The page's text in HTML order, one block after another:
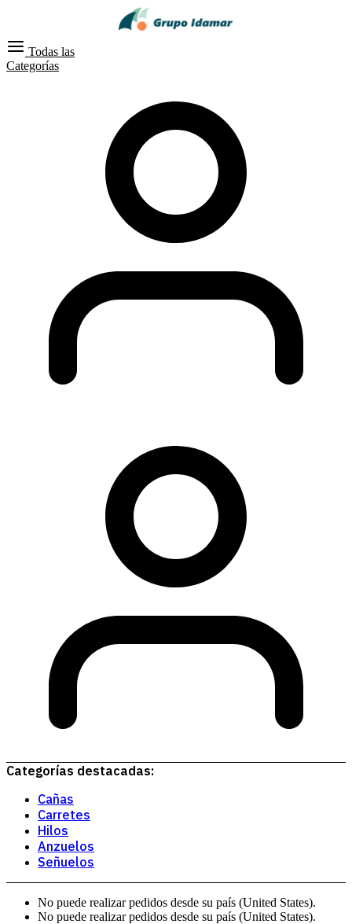
Todas las
Categorías
Categorías destacadas:
Cañas
Carretes
Hilos
Anzuelos
Señuelos
No puede realizar pedidos desde su país (United States).
No puede realizar pedidos desde su país (United States).